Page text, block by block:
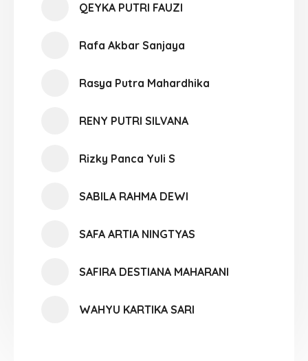
QEYKA PUTRI FAUZI
Rafa Akbar Sanjaya
Rasya Putra Mahardhika
RENY PUTRI SILVANA
Rizky Panca Yuli S
SABILA RAHMA DEWI
SAFA ARTIA NINGTYAS
SAFIRA DESTIANA MAHARANI
WAHYU KARTIKA SARI